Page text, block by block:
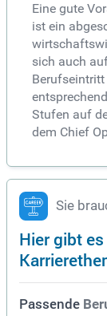
Eine gute
ist ein
sich auch
Stufen auf
dem Chief
Sie
Hier gibt
Passende